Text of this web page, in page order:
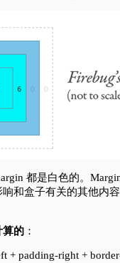
都是白色的。
和盒子有关的其他内
算的 ：
+ padding-right +